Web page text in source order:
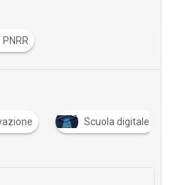
PNRR
Scuola digitale